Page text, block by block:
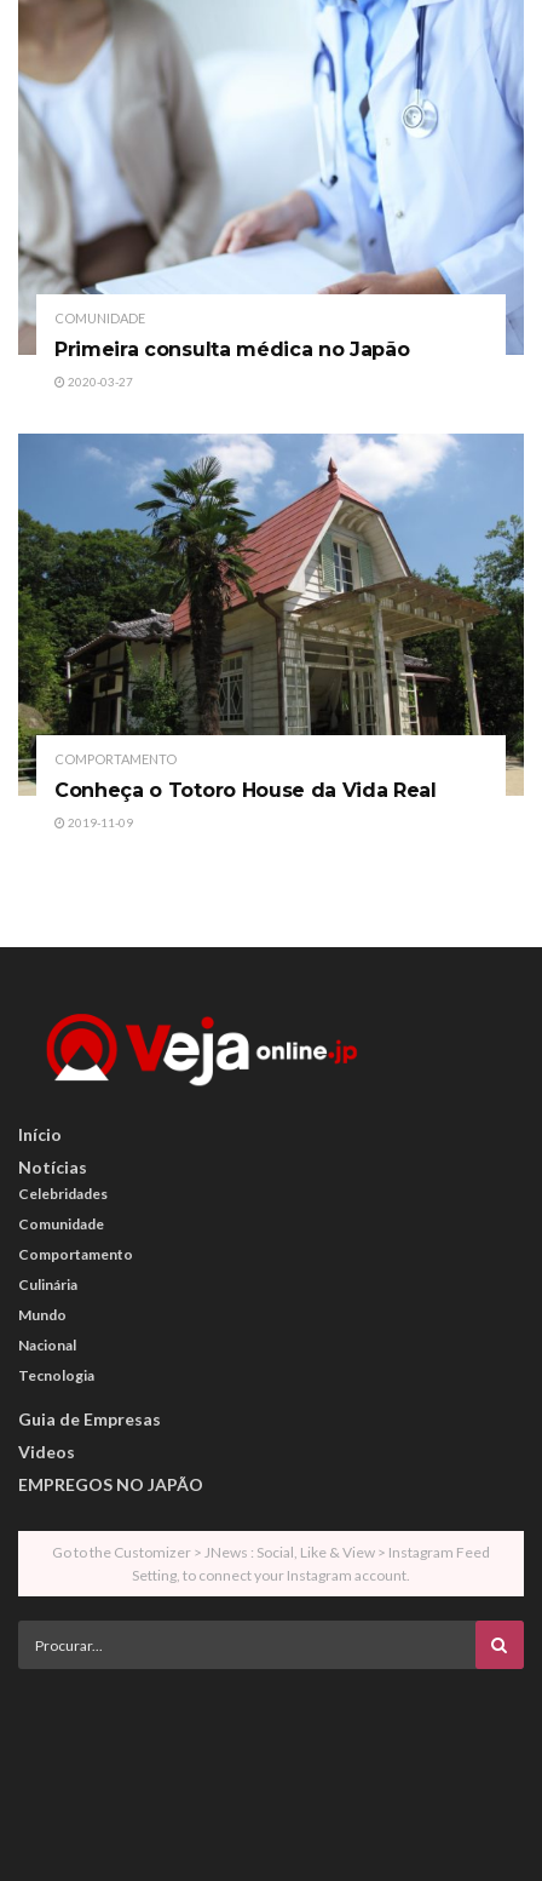
COMUNIDADE
Primeira consulta médica no Japão
2020-03-27
COMPORTAMENTO
Conheça o Totoro House da Vida Real
2019-11-09
Início
Notícias
Celebridades
Comunidade
Comportamento
Culinária
Mundo
Nacional
Tecnologia
Guia de Empresas
Videos
EMPREGOS NO JAPÃO
Go to the Customizer > JNews : Social, Like & View > Instagram Feed
Setting, to connect your Instagram account.